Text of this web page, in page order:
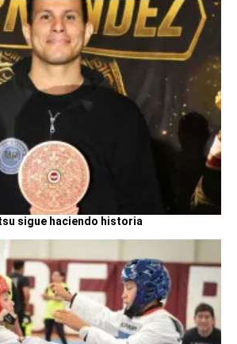
sigue haciendo historia